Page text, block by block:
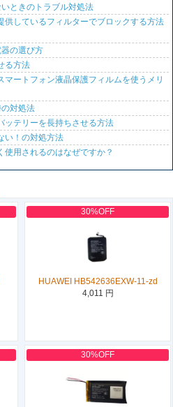
ときのトラブル対処法
供しているフィルターでブロックする方法
の選び方
る方法
マートフォン液晶保護フィルムを使うメリ
対処法
ッテリーを長持ちさせる方法
い！の対処方法
用されるのはなぜですか？
30%OFF
HUAWEI HB542636EXW-11-zd
4,011 円
30%OFF